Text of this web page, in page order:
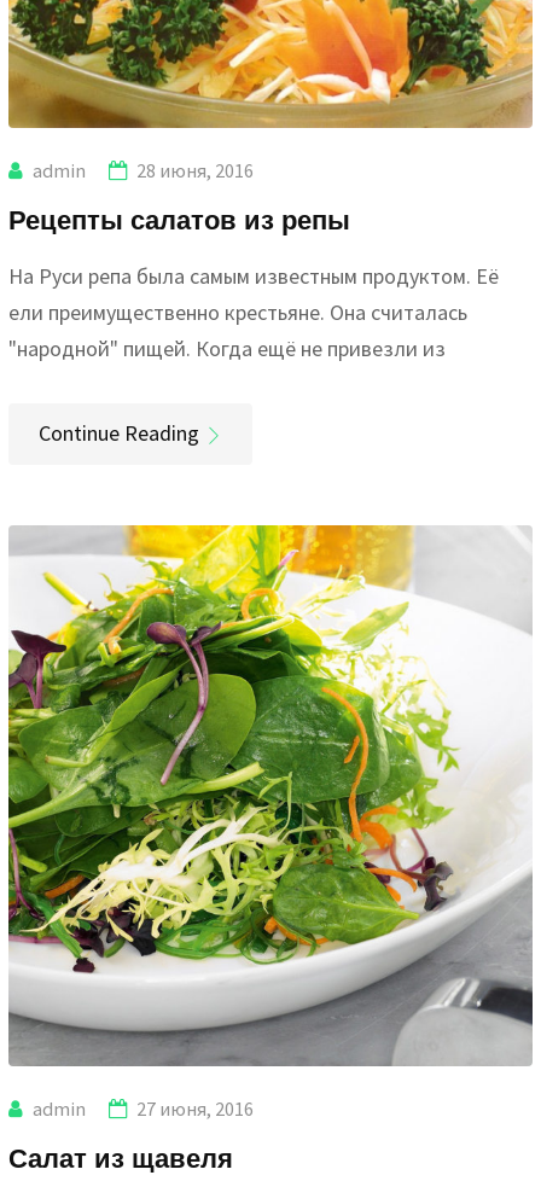
admin 28 июня, 2016
Рецепты салатов из репы
На Руси репа была самым известным продуктом. Её
ели преимущественно крестьяне. Она считалась
"народной" пищей. Когда ещё не привезли из
Continue Reading
admin 27 июня, 2016
Салат из щавеля